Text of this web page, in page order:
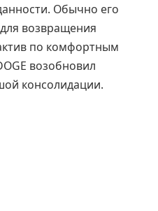
Обычно его
возвращения
по комфортным
возобновил
консолидации.